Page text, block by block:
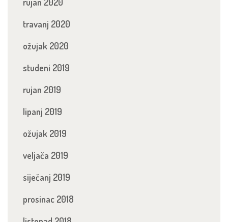
travanj 2020
ožujak 2020
studeni 2019
rujan 2019
lipanj 2019
ožujak 2019
veljača 2019
siječanj 2019
prosinac 2018